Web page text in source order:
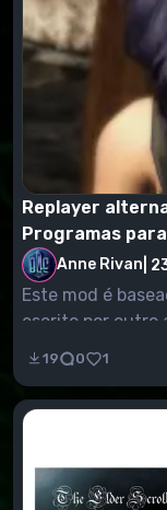
Replayer
Programas
Anne Rivan
Este mod é
escrito por outro
19 0 1